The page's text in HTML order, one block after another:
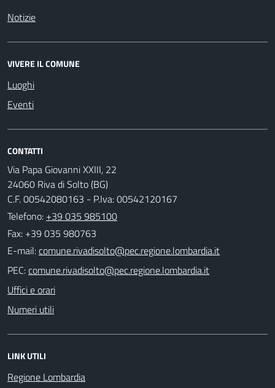
Notizie
VIVERE IL COMUNE
Luoghi
Eventi
CONTATTI
Via Papa Giovanni XXIII, 22
24060 Riva di Solto (BG)
C.F. 00542080163 - P.Iva: 00542120167
Telefono: +39 035 985100
Fax: +39 035 980763
E-mail:
PEC:
Uffici e orari
Numeri utili
LINK UTILI
Regione Lombardia